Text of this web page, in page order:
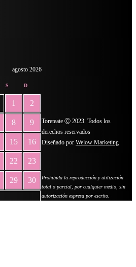
agosto 2026
S D
1 2
8 9
15 16
22 23
29 30
Toreteate Ⓒ 2023. Todos los
derechos reservados
Diseñado por Welow Marketing
Prohibida la reproducción y utilización
total o parcial, por cualquier medio, sin
autorización expresa por escrito.